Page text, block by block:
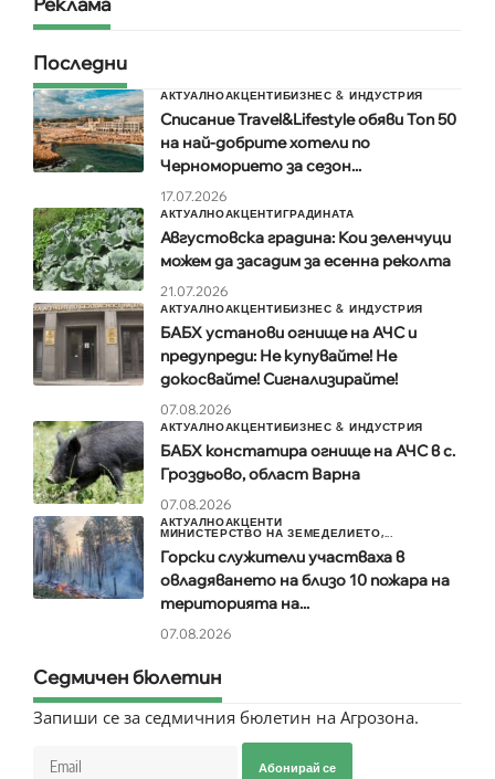
Последни
АКТУАЛНОАКЦЕНТИБИЗНЕС & ИНДУСТРИЯ
Списание Travel&Lifestyle обяви Топ 50
на най-добрите хотели по
Черноморието за сезон...
17.07.2026
АКТУАЛНОАКЦЕНТИГРАДИНАТА
Августовска градина: Кои зеленчуци
можем да засадим за есенна реколта
21.07.2026
АКТУАЛНОАКЦЕНТИБИЗНЕС & ИНДУСТРИЯ
БАБХ установи огнище на АЧС и
предупреди: Не купувайте! Не
докосвайте! Сигнализирайте!
07.08.2026
АКТУАЛНОАКЦЕНТИБИЗНЕС & ИНДУСТРИЯ
БАБХ констатира огнище на АЧС в с.
Гроздьово, област Варна
07.08.2026
АКТУАЛНОАКЦЕНТИ
МИНИСТЕРСТВО НА ЗЕМЕДЕЛИЕТО,...
Горски служители участваха в
овладяването на близо 10 пожара на
територията на...
07.08.2026
Седмичен бюлетин
Запиши се за седмичния бюлетин на Агрозона.
Абонирай се